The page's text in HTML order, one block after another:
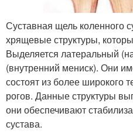
Суставная щель коленного
хрящевые структуры,
Выделяется латеральный
(внутренний мениск). Они
состоят из более широкого
рогов. Данные структуры
они обеспечивают
сустава.